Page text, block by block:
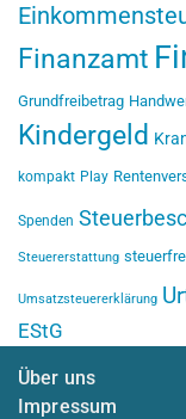
Finanzamt
Grundfreibetrag
Kindergeld
kompakt Play
Spenden
Steuererstattung
Umsatzsteuererklärung
EStG
Über uns
Impressum